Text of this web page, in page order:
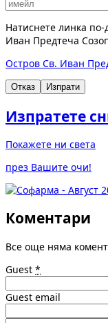
Натиснете линка
Иван Предтеча
Остров Св. Иван
Отказ Изпрати
Изпратете
Покажете ни света
през Вашите очи!
Коментари
Все още няма
Guest *
Guest email